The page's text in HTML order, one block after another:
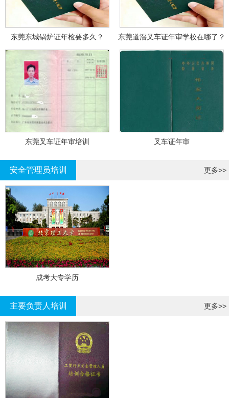
东莞东城锅炉证年检要多久？ 东莞道滘叉车证年审学校在哪了？
东莞叉车证年审培训 叉车证年审
安全管理员培训 更多>>
成考大专学历
主要负责人培训 更多>>